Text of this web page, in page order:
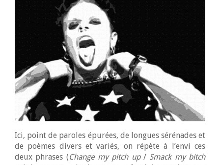
Ici, point de paroles épurées, de longues sérénades et
de poèmes divers et variés, on répète à l’envi ces
deux phrases (Change my pitch up/ Smack my bitch